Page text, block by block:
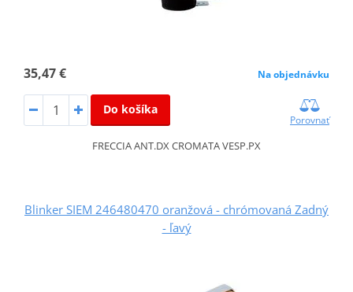
35,47 € Na objednávku
Do košíka
Porovnať
FRECCIA ANT.DX CROMATA VESP.PX
Blinker SIEM 246480470 oranžová - chrómovaná Zadný
- ľavý